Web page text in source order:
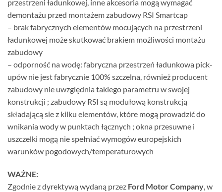
przestrzeni ładunkowej, inne akcesoria mogą wymagać
demontażu przed montażem zabudowy RSI Smartcap
– brak fabrycznych elementów mocujących na przestrzeni
ładunkowej może skutkować brakiem możliwości montażu
zabudowy
– odporność na wodę: fabryczna przestrzeń ładunkowa pick-
upów nie jest fabrycznie 100% szczelna, również producent
zabudowy nie uwzględnia takiego parametru w swojej
konstrukcji ; zabudowy RSI są modułową konstrukcją
składającą sie z kilku elementów, które mogą prowadzić do
wnikania wody w punktach łącznych ; okna przesuwne i
uszczelki mogą nie spełniać wymogów europejskich
warunków pogodowych/temperaturowych
WAŻNE:
Zgodnie z dyrektywą wydaną przez Ford Motor Company, w